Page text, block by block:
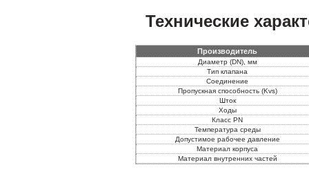
Технические
Производитель
Диаметр (DN), мм
Тип клапана
Соединение
Пропускная способность (Kvs)
Шток
Ходы
Класс PN
Температура среды
Допустимое рабочее давление
Материал корпуса
Материал внутренних частeй